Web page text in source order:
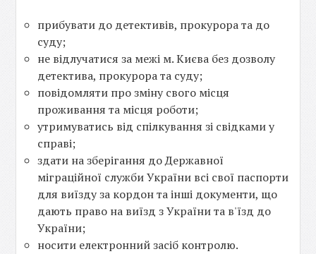
прибувати до детективів, прокурора та до
суду;
не відлучатися за межі м. Києва без дозволу
детектива, прокурора та суду;
повідомляти про зміну свого місця
проживання та місця роботи;
утримуватись від спілкування зі свідками у
справі;
здати на зберігання до Державної
міграційної служби України всі свої паспорти
для виїзду за кордон та інші документи, що
дають право на виїзд з України та в'їзд до
України;
носити електронний засіб контролю.